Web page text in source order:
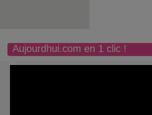
Aujourdhui.com en 1 clic !